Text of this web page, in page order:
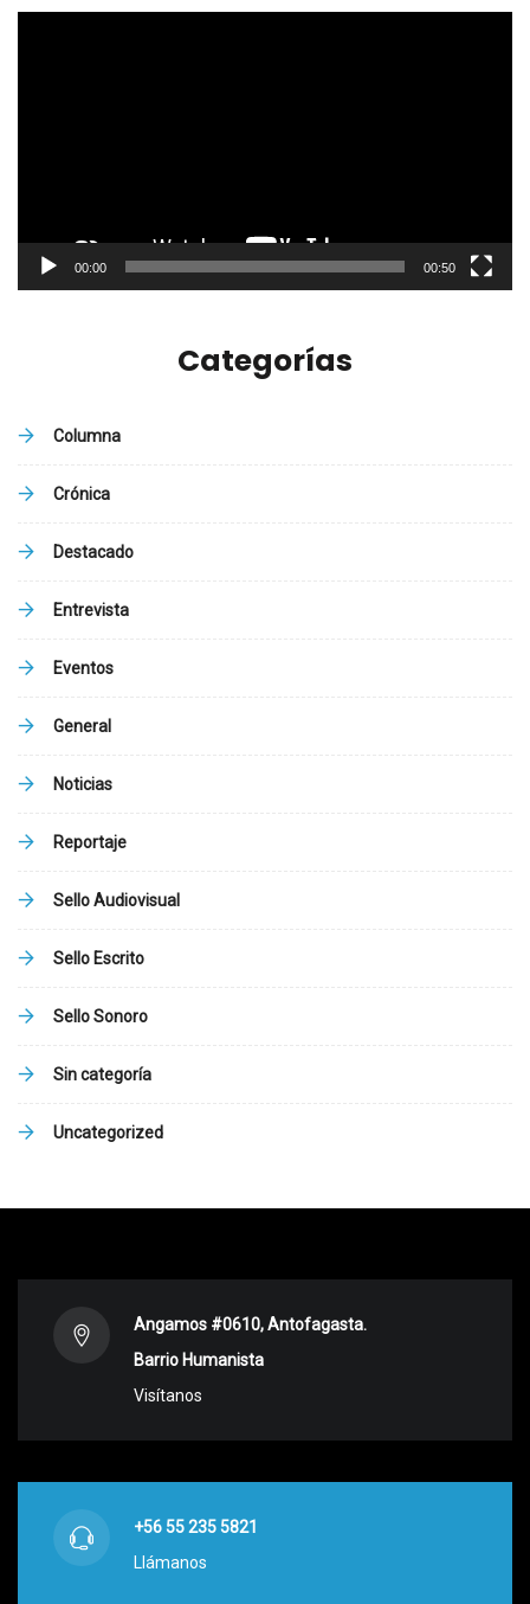
00:00 00:50
Categorías
Columna
Crónica
Destacado
Entrevista
Eventos
General
Noticias
Reportaje
Sello Audiovisual
Sello Escrito
Sello Sonoro
Sin categoría
Uncategorized
Angamos #0610, Antofagasta.
Barrio Humanista
Visítanos
+56 55 235 5821
Llámanos